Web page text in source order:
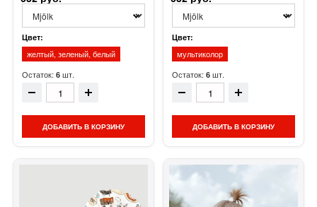
Цвет:
желтый, зеленый, белый
Остаток: 6 шт.
ДОБАВИТЬ В КОРЗИНУ
Цвет:
мультиколор
Остаток: 6 шт.
ДОБАВИТЬ В КОРЗИНУ